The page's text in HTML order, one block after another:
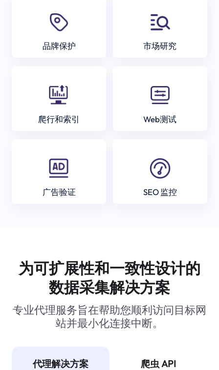
品牌保护 市场研究
爬行和索引 Web测试
广告验证 SEO 监控
为可扩展性和一致性设计的
数据采集解决方案
专业代理服务旨在帮助您顺利访问目标网
站并最小化连接中断。
代理解决方案 爬虫 API